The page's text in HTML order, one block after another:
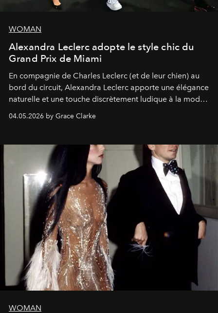
WOMAN
Alexandra Leclerc adopte le style chic du
Grand Prix de Miami
En compagnie de Charles Leclerc (et de leur chien) au
bord du circuit, Alexandra Leclerc apporte une élégance
naturelle et une touche discrètement ludique à la mode
04.05.2026 by Grace Clarke
WOMAN